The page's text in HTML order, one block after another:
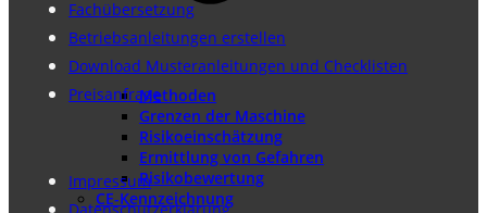
Methoden
Grenzen der Maschine
Risikoeinschätzung
Ermittlung von Gefahren
Risikobewertung
CE-Kennzeichnung
Fachübersetzung
Betriebsanleitungen erstellen
Download Musteranleitungen und Checklisten
Preisanfrage
Impressum